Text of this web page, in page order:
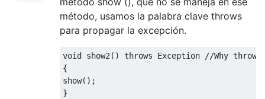
método, usamos la palabra clave throws
para propagar la excepción.
void show2 () throws Exception
//Why
{
show();
}